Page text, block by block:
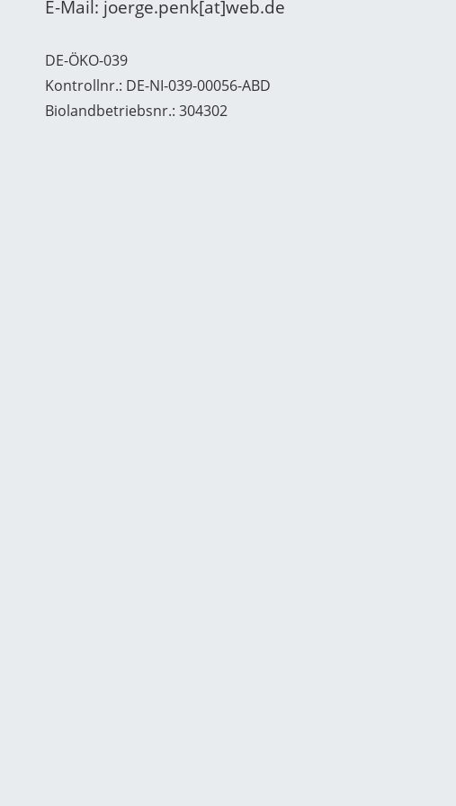
E-Mail: joerge.penk[at]web.de
DE-ÖKO-039
Kontrollnr.: DE-NI-039-00056-ABD
Biolandbetriebsnr.: 304302